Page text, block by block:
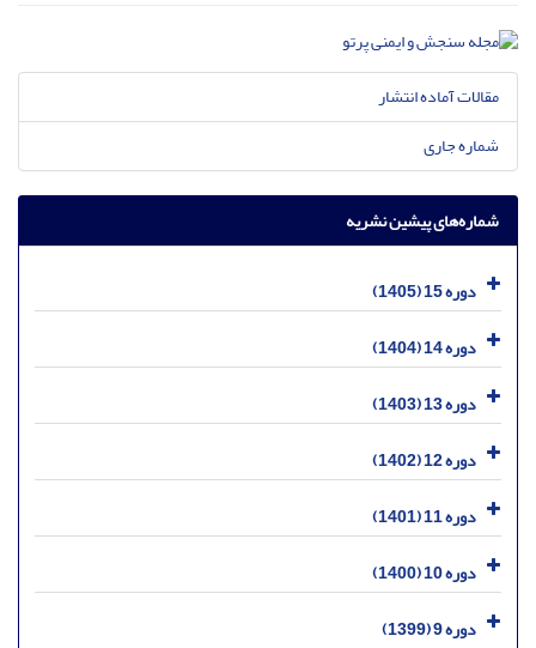
مقالات آماده انتشار
شماره جاری
شماره‌های پیشین نشریه
دوره 15 (1405)
دوره 14 (1404)
دوره 13 (1403)
دوره 12 (1402)
دوره 11 (1401)
دوره 10 (1400)
دوره 9 (1399)